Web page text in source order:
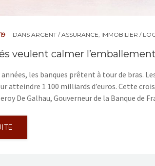
DANS ARGENT / ASSURANCE, IMMOBILIER /
veulent calmer
années, les banques prêtent à tour de bras.
atteindre 1 100 milliards d’euros. Cette
De Galhau, Gouverneur de la Banque de